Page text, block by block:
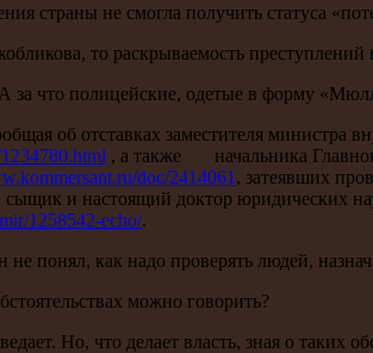
страны не смогла получить статуса
то раскрываемость преступлений
за что полицейские, одетые в форму
об отставках заместителя
, а также начальника
doc/2414061 , затеявших
сыщик и настоящий доктор
1258542-echo/.
понял, как надо проверять людей,
можно говорить?
Но, что делает власть, зная о таких